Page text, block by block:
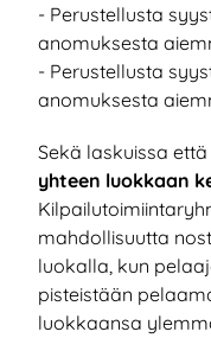
- Perustellusta
anomuksesta
- Perustellusta
anomuksesta
Sekä laskuissa
yhteen luokkaan
mahdollisuutta
luokalla, kun
pisteistään
luokkaansa